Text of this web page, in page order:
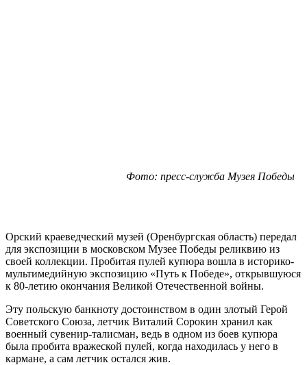
Фото: пресс-служба Музея Победы
Орский краеведческий музей (Оренбургская область) передал
для экспозиции в московском Музее Победы реликвию из
своей коллекции. Пробитая пулей купюра вошла в историко-
мультимедийную экспозицию «Путь к Победе», открывшуюся
к 80-летию окончания Великой Отечественной войны.
Эту польскую банкноту достоинством в один злотый Герой
Советского Союза, летчик Виталий Сорокин хранил как
военный сувенир-талисман, ведь в одном из боев купюра
была пробита вражеской пулей, когда находилась у него в
кармане, а сам летчик остался жив.